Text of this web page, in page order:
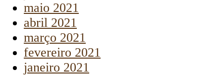
maio 2021
abril 2021
março 2021
fevereiro 2021
janeiro 2021